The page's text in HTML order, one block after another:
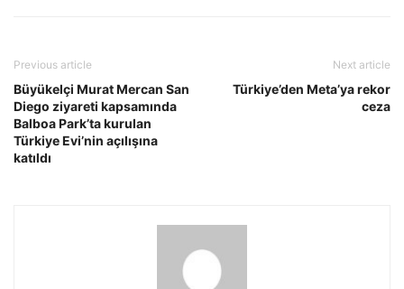
Previous article
Büyükelçi Murat Mercan San
Diego ziyareti kapsamında
Balboa Park’ta kurulan
Türkiye Evi’nin açılışına
katıldı
Next article
Türkiye’den Meta’ya rekor
ceza